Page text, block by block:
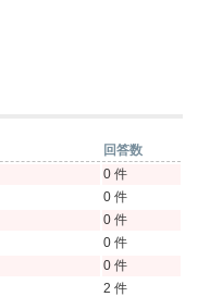
回答数
0 件
0 件
0 件
0 件
0 件
2 件